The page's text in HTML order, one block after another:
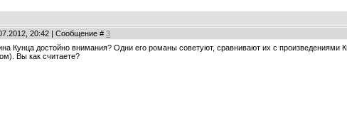
20:42 | Сообщение #3
Кунца достойно внимания? Одни его романы советуют, сравнивают их с произведениями
Вы как считаете?